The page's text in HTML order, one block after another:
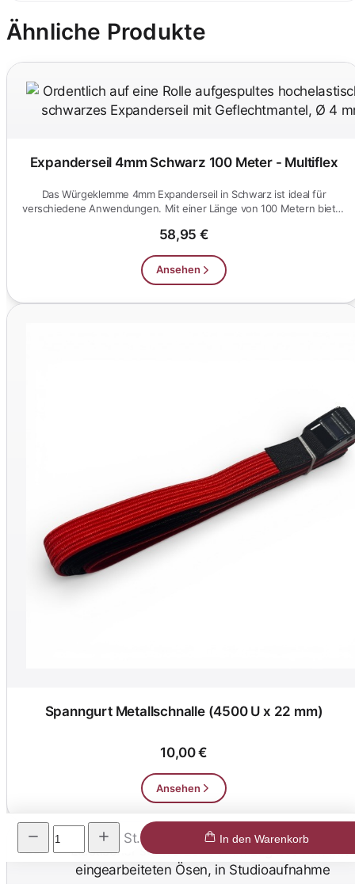
Ähnliche Produkte
Expanderseil 4mm Schwarz 100 Meter - Multiflex
Das Würgeklemme 4mm Expanderseil in Schwarz ist ideal für
verschiedene Anwendungen. Mit einer Länge von 100 Metern bietet
58,95 €
Ansehen
Spanngurt Metallschnalle (4500 U x 22 mm)
10,00 €
Ansehen
St. In den Warenkorb